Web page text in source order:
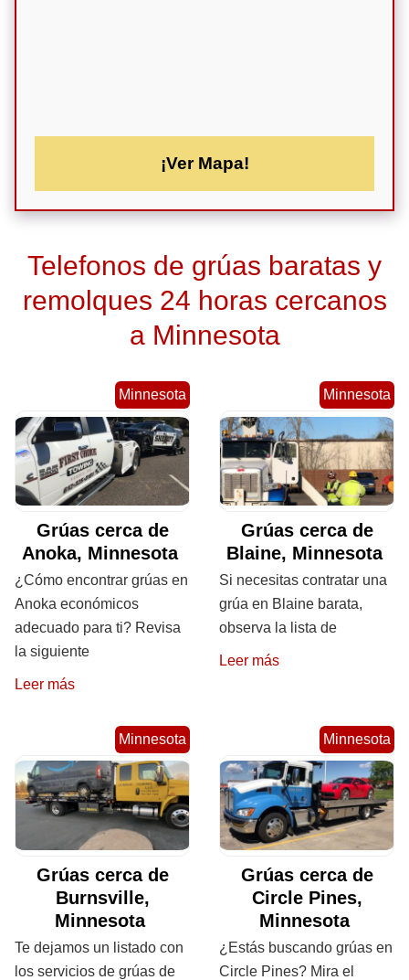
¡Ver Mapa!
Telefonos de grúas baratas y
remolques 24 horas cercanos
a Minnesota
Minnesota
Grúas cerca de
Anoka, Minnesota
¿Cómo encontrar grúas en
Anoka económicos
adecuado para ti? Revisa
la siguiente
Leer más
Minnesota
Grúas cerca de
Blaine, Minnesota
Si necesitas contratar una
grúa en Blaine barata,
observa la lista de
Leer más
Minnesota
Grúas cerca de
Burnsville,
Minnesota
Te dejamos un listado con
los servicios de grúas de
Minnesota
Grúas cerca de
Circle Pines,
Minnesota
¿Estás buscando grúas en
Circle Pines? Mira el